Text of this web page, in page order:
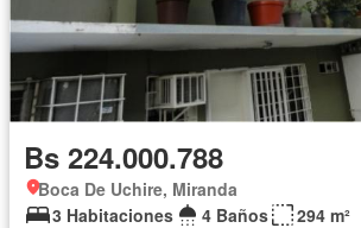
Bs 224.000.788
Boca De Uchire, Miranda
3 Habitaciones
4 Baños
294 m²